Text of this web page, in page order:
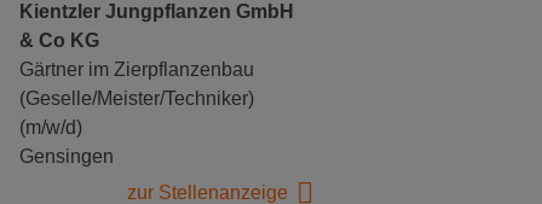
Kientzler Jungpflanzen GmbH
& Co KG
Gärtner im Zierpflanzenbau
(Geselle/Meister/Techniker)
(m/w/d)
Gensingen
zur Stellenanzeige